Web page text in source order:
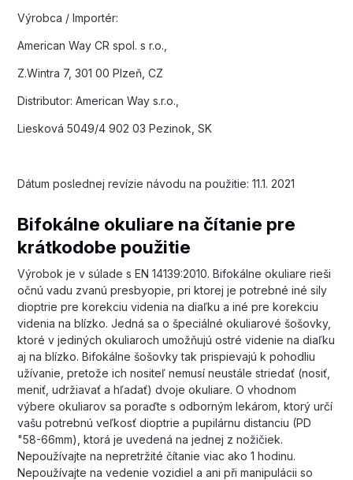
Výrobca / Importér:
American Way CR spol. s r.o.,
Z.Wintra 7, 301 00 Plzeň, CZ
Distributor: American Way s.r.o.,
Liesková 5049/4 902 03 Pezinok, SK
Dátum poslednej revízie návodu na použitie: 11.1. 2021
Bifokálne okuliare na čítanie pre
krátkodobe použitie
Výrobok je v súlade s EN 14139:2010. Bifokálne okuliare rieši
očnú vadu zvanú presbyopie, pri ktorej je potrebné iné sily
dioptrie pre korekciu videnia na diaľku a iné pre korekciu
videnia na blízko. Jedná sa o špeciálné okuliarové šošovky,
ktoré v jediných okuliaroch umožňujú ostré videnie na diaľku
aj na blízko. Bifokálne šošovky tak prispievajú k pohodliu
užívanie, pretože ich nositeľ nemusí neustále striedať (nosiť,
meniť, udržiavať a hľadať) dvoje okuliare. O vhodnom
výbere okuliarov sa poraďte s odborným lekárom, ktorý určí
vašu potrebnú veľkosť dioptrie a pupilárnu distanciu (PD
"58-66mm), ktorá je uvedená na jednej z nožičiek.
Nepoužívajte na nepretržité čítanie viac ako 1 hodinu.
Nepoužívajte na vedenie vozidiel a ani při manipulácii so